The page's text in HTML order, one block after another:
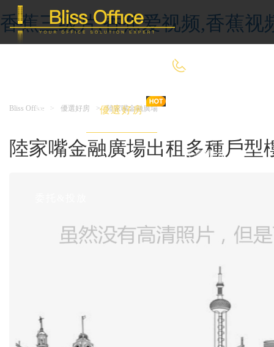
香蕉三级片,香蕉爱视频,香蕉视
首 頁 優選好房
共享辦公
Bliss Office > 優選好房 > 陸家嘴金融廣場
陸家嘴金融廣場出租多種戶型